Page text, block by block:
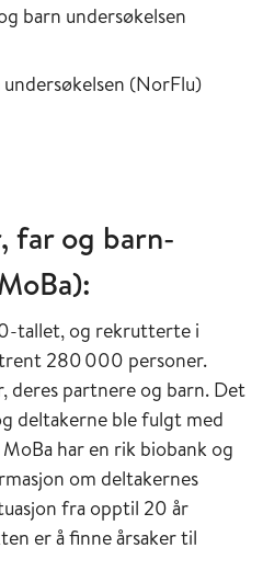
barn undersøkelsen
(NorFlu)
far og barn-
tallet, og rekrutterte i
280 000 personer.
deres partnere og barn. Det
deltakerne ble fulgt med
har en rik biobank og
om deltakernes
fra opptil 20 år
er å finne årsaker til